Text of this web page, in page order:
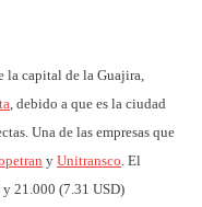
la capital de la Guajira,
, debido a que es la ciudad
Una de las empresas que
y Unitransco . El
y 21.000 (7.31 USD)